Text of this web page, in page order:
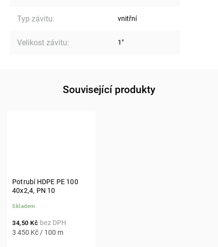
Typ závitu: vnitřní
Velikost závitu: 1"
Související produkty
Potrubí HDPE PE 100
40x2,4, PN 10
Skladem
34,50 Kč
3 450 Kč / 100 m